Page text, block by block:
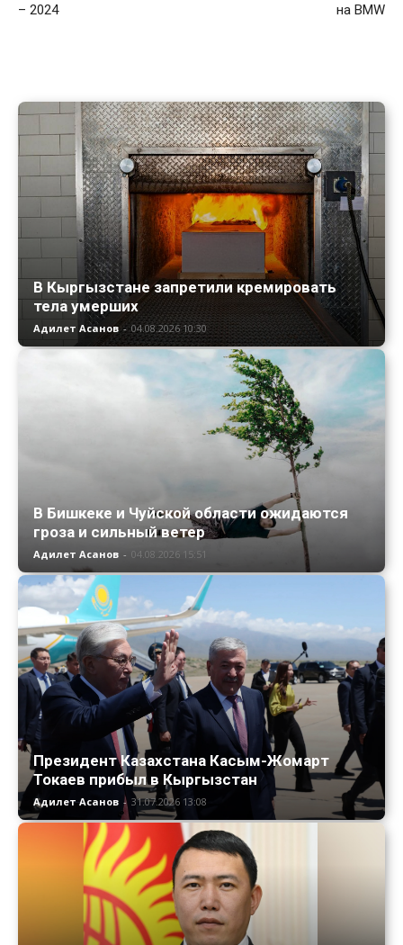
– 2024
на BMW
В Кыргызстане запретили кремировать
тела умерших
Адилет Асанов - 04.08.2026 10:30
В Бишкеке и Чуйской области ожидаются
гроза и сильный ветер
Адилет Асанов - 04.08.2026 15:51
Президент Казахстана Касым-Жомарт
Токаев прибыл в Кыргызстан
Адилет Асанов - 31.07.2026 13:08